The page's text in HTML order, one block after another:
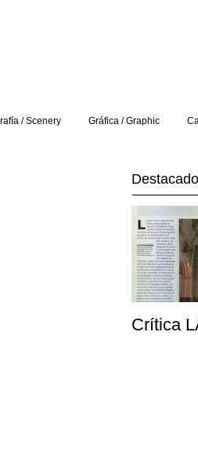
/ Scenery Gráfica / Graphic
Crítica